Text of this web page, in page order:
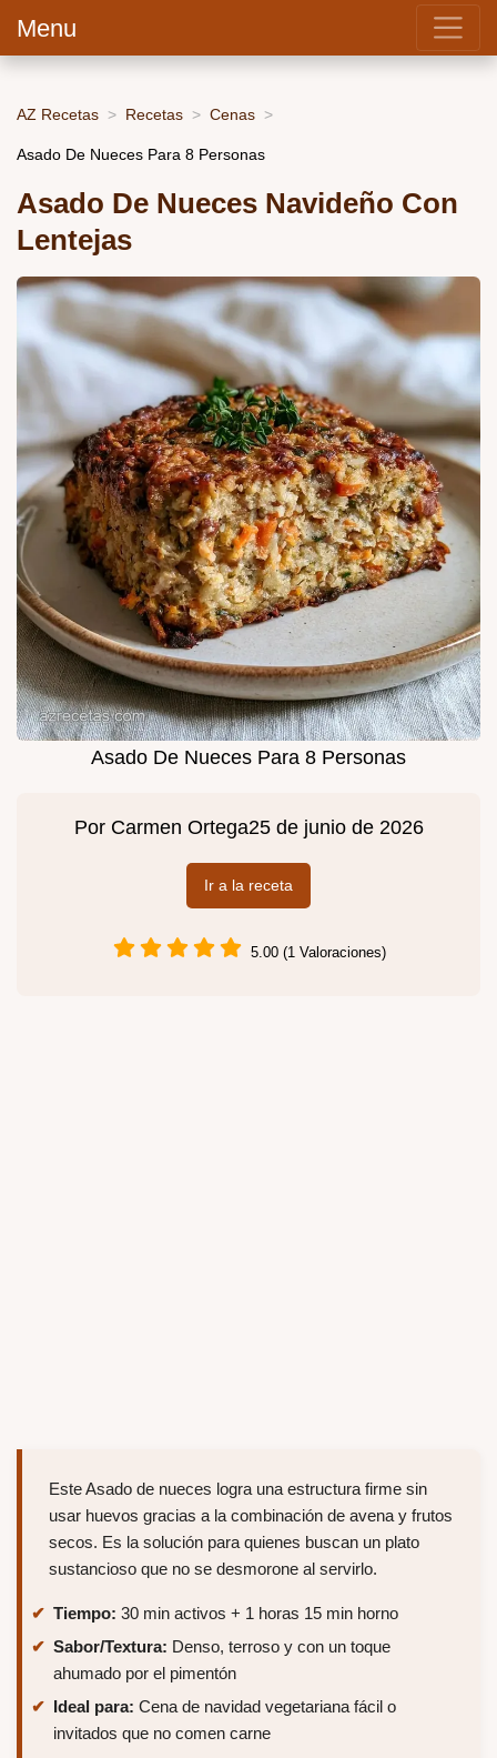
Menu
AZ Recetas Recetas Cenas
Asado De Nueces Para 8 Personas
Asado De Nueces Navideño Con
Lentejas
Asado De Nueces Para 8 Personas
Por Carmen Ortega25 de junio de 2026
Ir a la receta
5.00 (1 Valoraciones)
Este Asado de nueces logra una estructura firme sin
usar huevos gracias a la combinación de avena y frutos
secos. Es la solución para quienes buscan un plato
sustancioso que no se desmorone al servirlo.
Tiempo: 30 min activos + 1 horas 15 min horno
Sabor/Textura: Denso, terroso y con un toque
ahumado por el pimentón
Ideal para: Cena de navidad vegetariana fácil o
invitados que no comen carne